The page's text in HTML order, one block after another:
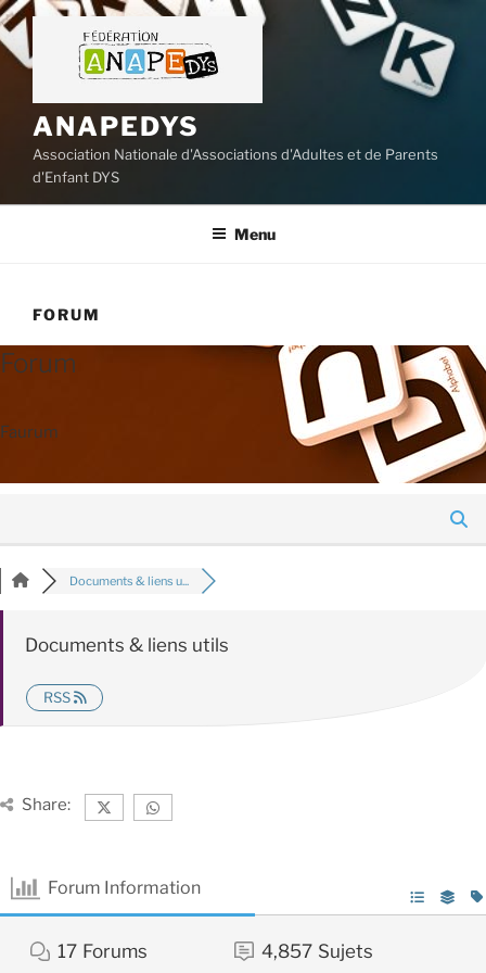
Aller
au
contenu
ANAPEDYS
Association Nationale d'Associations d'Adultes et de Parents
d'Enfant DYS
Menu
FORUM
Forum
Faurum
Documents & liens u...
Documents & liens utils
RSS
Share:
Forum Information
17 Forums 4,857 Sujets